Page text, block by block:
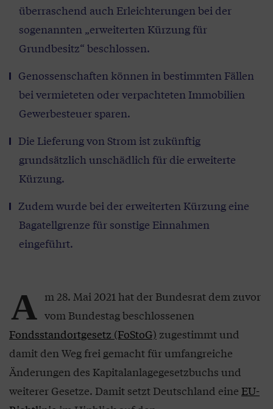
überraschend auch Erleichterungen bei der
sogenannten „erweiterten Kürzung für
Grundbesitz“ beschlossen.
Genossenschaften können in bestimmten Fällen
bei vermieteten oder verpachteten Immobilien
Gewerbesteuer sparen.
Die Lieferung von Strom ist zukünftig
grundsätzlich unschädlich für die erweiterte
Kürzung.
Zudem wurde bei der erweiterten Kürzung eine
Bagatellgrenze für sonstige Einnahmen
eingeführt.
A m 28. Mai 2021 hat der Bundesrat dem zuvor
vom Bundestag beschlossenen
Fondsstandortgesetz (FoStoG) zugestimmt und
damit den Weg frei gemacht für umfangreiche
Änderungen des Kapitalanlagegesetzbuchs und
weiterer Gesetze. Damit setzt Deutschland eine EU-